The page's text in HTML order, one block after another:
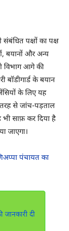
पक्षों का पक्ष
बयानों और अन्य
विभाग आगे की
बॉडीगार्ड के बयान
के लिए यह
से जांच-पड़ताल
भी साफ़ कर दिया है
जाएगा।
पंचायत का
जानकारी दी